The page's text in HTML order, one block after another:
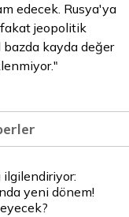
edecek. Rusya'ya
fakat jeopolitik
kayda değer
ilgilendiriyor:
yeni dönem!